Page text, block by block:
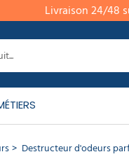
Livraison 24/48
Destructeur d'odeurs